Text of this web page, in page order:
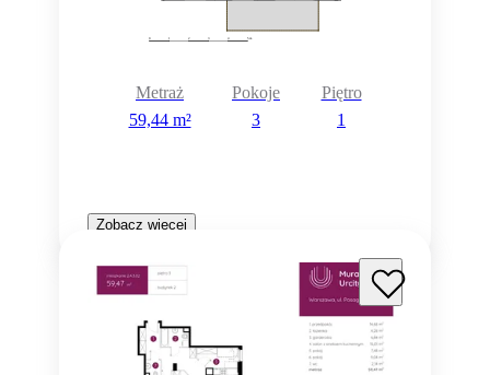
Metraż
59,44 m²
Pokoje
3
Piętro
1
Zobacz więcej